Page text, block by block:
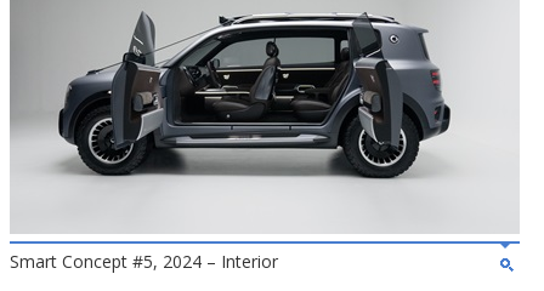
Smart Concept #5, 2024 – Interior